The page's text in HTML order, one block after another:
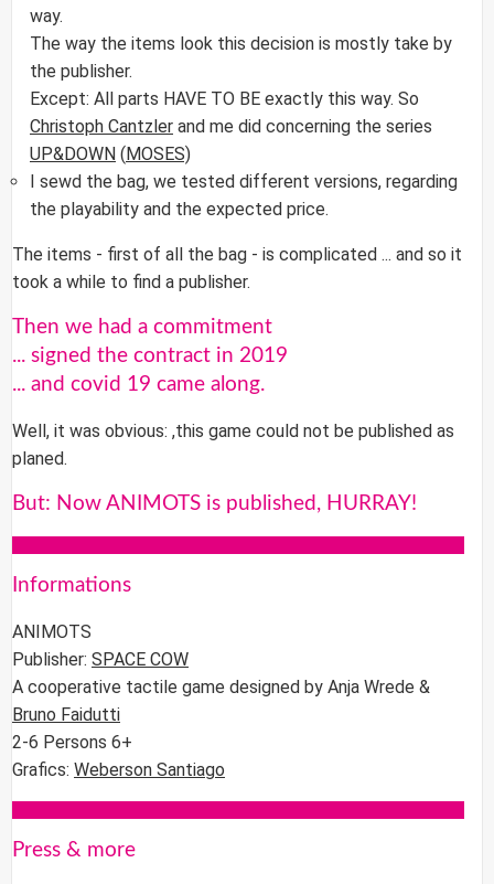
way.
The way the items look this decision is mostly take by
the publisher.
Except: All parts HAVE TO BE exactly this way. So
Christoph Cantzler and me did concerning the series
UP&DOWN (MOSES)
I sewd the bag, we tested different versions, regarding
the playability and the expected price.
The items - first of all the bag - is complicated ... and so it
took a while to find a publisher.
Then we had a commitment
... signed the contract in 2019
... and covid 19 came along.
Well, it was obvious: ,this game could not be published as
planed.
But: Now ANIMOTS is published, HURRAY!
Informations
ANIMOTS
Publisher: SPACE COW
A cooperative tactile game designed by Anja Wrede &
Bruno Faidutti
2-6 Persons 6+
Grafics: Weberson Santiago
Press & more